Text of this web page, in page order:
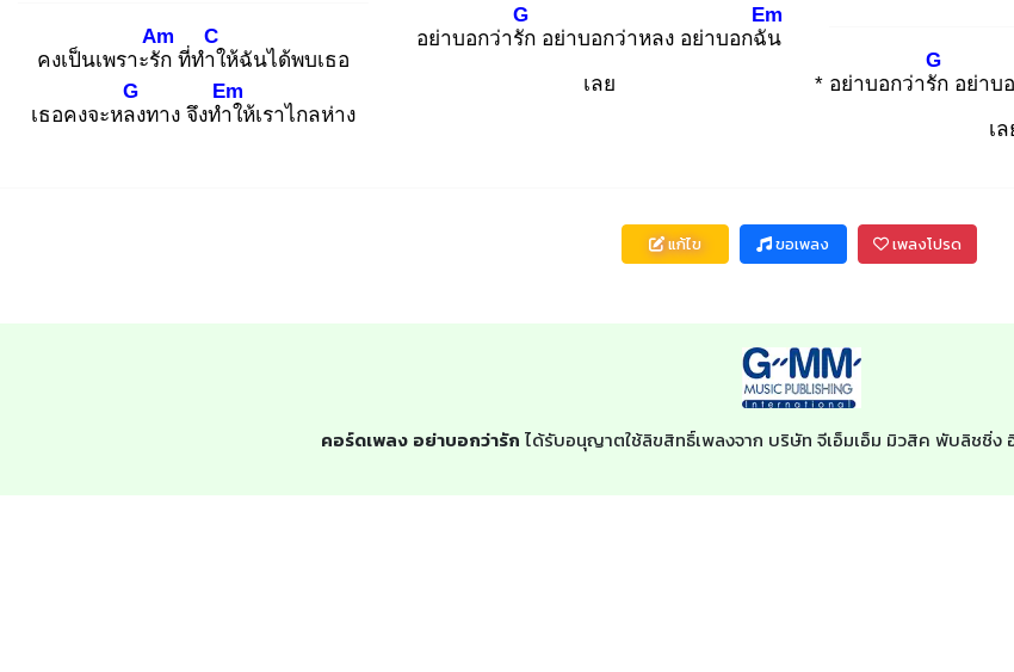
คงเป็นเพราะรัก
Am
ที่ทำใ
C
ห้ฉันได้พบเธอ
เธอคงจะหลง
G
ทาง จึงทำใ
Em
ห้เราไกลห่าง
อย่าบอกว่ารัก
G
อย่าบอกว่าหลง อย่าบอกฉัน
Em
เลย * อย่าบอกว่ารัก
G
อย่าบ
เล
แก้ไข ขอเพลง เพลงโปรด
คอร์ดเพลง อย่าบอกว่ารัก ได้รับอนุญาตใช้ลิขสิทธิ์เพลงจาก บริษัท จีเอ็มเอ็ม มิวสิค พับลิชชิ่ง